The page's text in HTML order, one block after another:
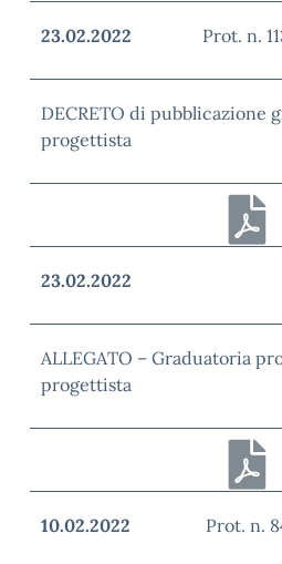
23.02.2022 Prot. n.
DECRETO di pubblicazione
progettista
23.02.2022
ALLEGATO – Graduatoria
progettista
10.02.2022 Prot. n.